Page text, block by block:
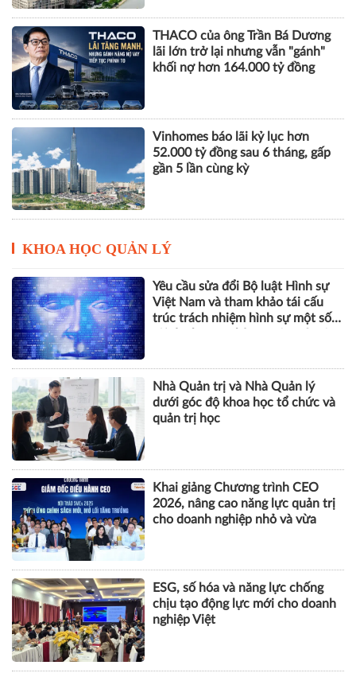
THACO của ông Trần Bá Dương
lãi lớn trở lại nhưng vẫn "gánh"
khối nợ hơn 164.000 tỷ đồng
Vinhomes báo lãi kỷ lục hơn
52.000 tỷ đồng sau 6 tháng, gấp
gần 5 lần cùng kỳ
KHOA HỌC QUẢN LÝ
Yêu cầu sửa đổi Bộ luật Hình sự
Việt Nam và tham khảo tái cấu
trúc trách nhiệm hình sự một số
Nhà Quản trị và Nhà Quản lý
dưới góc độ khoa học tổ chức và
quản trị học
Khai giảng Chương trình CEO
2026, nâng cao năng lực quản trị
cho doanh nghiệp nhỏ và vừa
ESG, số hóa và năng lực chống
chịu tạo động lực mới cho doanh
nghiệp Việt